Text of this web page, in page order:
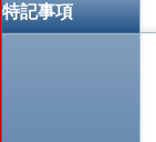
特記事項